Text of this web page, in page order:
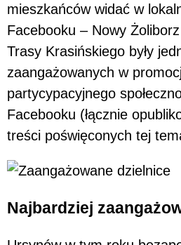
mieszkańców widać w
Facebooku – Nowy
Trasy Krasińskiego były
zaangażowanych w
partycypacyjnego
Facebooku (łącznie
treści poświęconych tej
Najbardziej